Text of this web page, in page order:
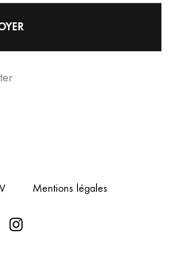
Mentions légales
Instagram